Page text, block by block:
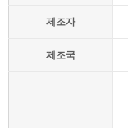
제조자
제조국